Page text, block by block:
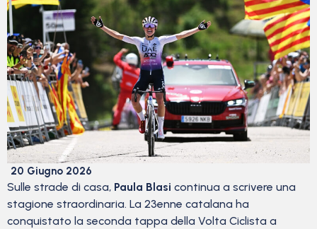
20 Giugno 2026
Sulle strade di casa, Paula Blasi continua a scrivere una
stagione straordinaria. La 23enne catalana ha
conquistato la seconda tappa della Volta Ciclista a